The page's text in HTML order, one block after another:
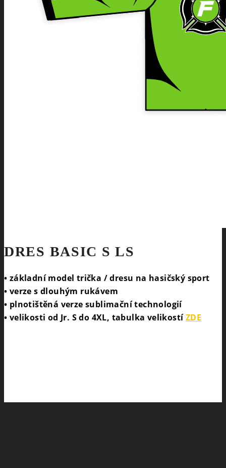
DRES BASIC S LS
• základní model trička / dresu na hasičský sport
• verze s dlouhým rukávem
• plnotištěná verze sublimační technologií
• velikosti od Jr. S do 4XL, tabulka velikostíZDE